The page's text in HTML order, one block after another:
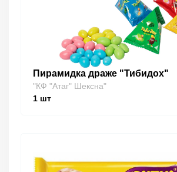
Пирамидка драже "Тибидох"
"КФ "Атаг" Шексна"
1 шт